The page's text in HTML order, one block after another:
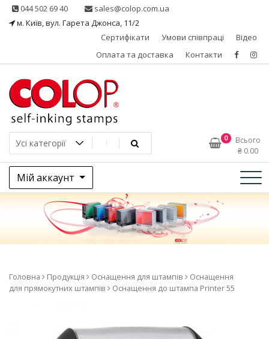
Skip 044 502 69 40
sales@colop.com.ua
м. Київ, вул. Гарета Джонса, 11/2
Сертифікати
Умови співпраці
Відео
Оплата та доставка
Контакти
КОЛОП – ексклюзивний
представник в Україні
одного з провідних
виробників штемпельної
продукції, австрійської
компанії COLOP, виробник
використанням лазерної
0
Всього
₴ 0.00
Мій аккаунт
Головна Продукція Оснащення для штампів
Оснащення
для прямокутних штампів
Оснащення до штампа Printer 55